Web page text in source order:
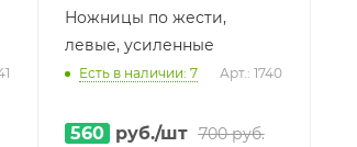
Ножницы по жести,
левые, усиленные
Есть в наличии: 7 Арт.: 1740
560 руб./шт 700руб.